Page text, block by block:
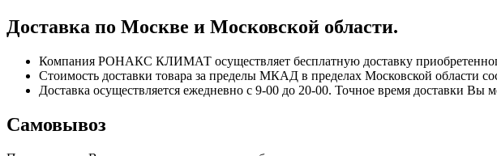
Доставка по Москве и Московской области.
Компания РОНАКС КЛИМАТ осуществляет бесплатную доставку
Стоимость доставки товара за пределы МКАД в пределах Московской области
Доставка осуществляется ежедневно с 9-00 до 20-00. Точное время доставки
Самовывоз